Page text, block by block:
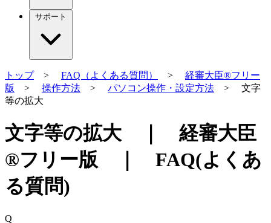
サポート
トップ> FAQ（よくある質問） > 経審大臣®フリー
版
> 操作方法 > パソコン操作・設定方法 > 文字
等の拡大
文字等の拡大 ｜ 経審大臣
®フリー版 ｜ FAQ(よくあ
る質問)
Q